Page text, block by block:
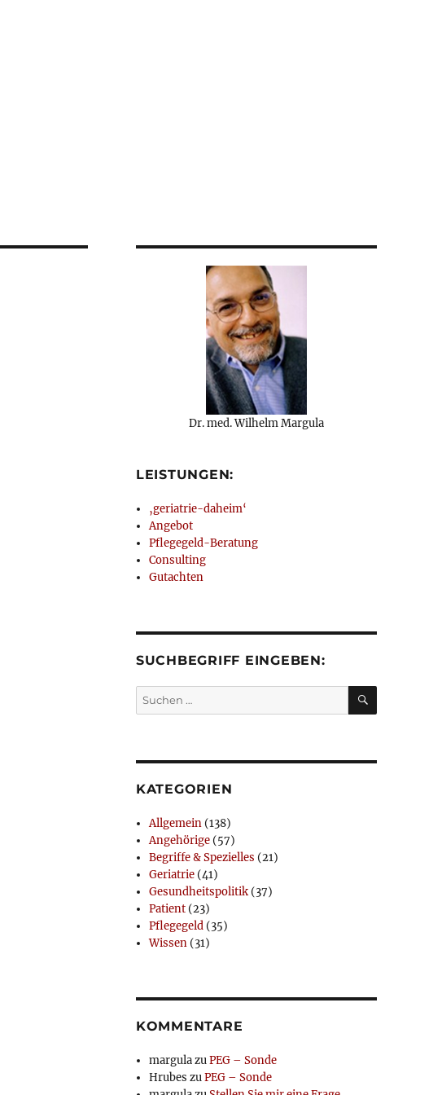
Dr. med. Wilhelm Margula
LEISTUNGEN:
‚geriatrie-daheim‘
Angebot
Pflegegeld-Beratung
Consulting
Gutachten
SUCHBEGRIFF EINGEBEN:
Suchen
nach:
SUCHEN
KATEGORIEN
Allgemein (138)
Angehörige (57)
Begriffe & Spezielles (21)
Geriatrie (41)
Gesundheitspolitik (37)
Patient (23)
Pflegegeld (35)
Wissen (31)
KOMMENTARE
margulazuPEG – Sonde
Hrubes zuPEG – Sonde